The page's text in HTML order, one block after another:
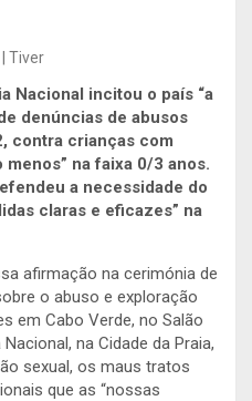
Tiver
Nacional incitou o país “a
denúncias de abusos
contra crianças com
na faixa 0/3 anos.
a necessidade do
claras e eficazes” na
afirmação na cerimónia de
o abuso e exploração
em Cabo Verde, no Salão
na Cidade da Praia,
sexual, os maus tratos
que as “nossas